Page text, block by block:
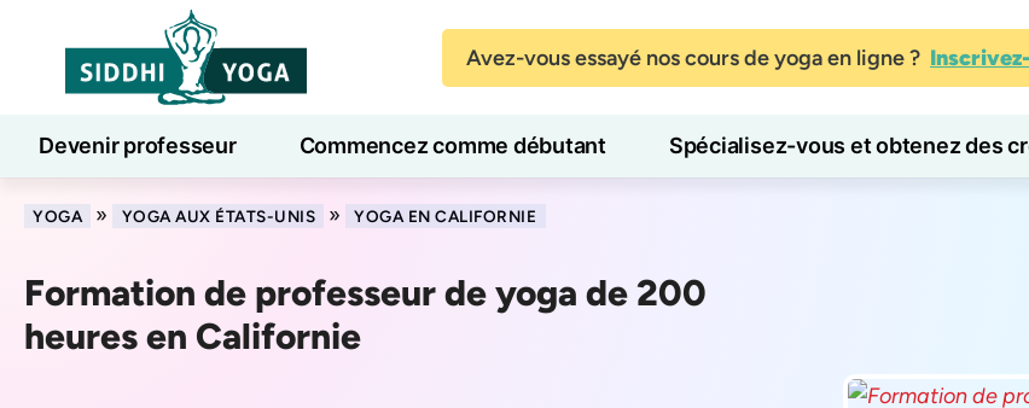
Avez-vous essayé nos cours de yoga en ligne ?
Devenir professeur Commencez comme débutant Spécialisez-vous et obtenez des
Cours de yoga en ligne 7 jours de bien-être
YOGA » YOGA AUX ÉTATS-UNIS » YOGA EN CALIFORNIE
Formation de professeur de yoga de 200
heures en Californie